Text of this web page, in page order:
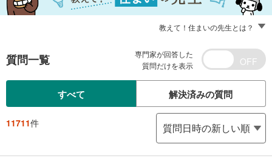
教えて！住まいの先生とは？
質問一覧
専門家が回答した
質問だけを表示
すべて 解決済みの質問
11711件